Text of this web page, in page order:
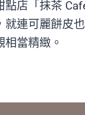
點店「抹茶
就連可麗餅皮
當精緻。